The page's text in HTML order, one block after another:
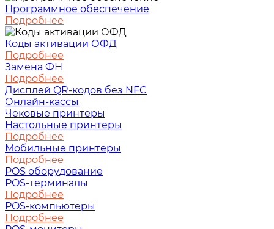
Программное обеспечение
Подробнее
Коды активации ОФД
Подробнее
Замена ФН
Подробнее
Дисплей QR-кодов без NFC
Онлайн-кассы
Чековые принтеры
Настольные принтеры
Подробнее
Мобильные принтеры
Подробнее
POS оборудование
POS-терминалы
Подробнее
POS-компьютеры
Подробнее